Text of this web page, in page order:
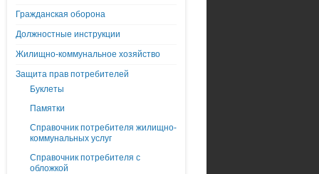
Гражданская оборона
Должностные инструкции
Жилищно-коммунальное хозяйство
Защита прав потребителей
Буклеты
Памятки
Справочник потребителя жилищно-
коммунальных услуг
Справочник потребителя с
обложкой